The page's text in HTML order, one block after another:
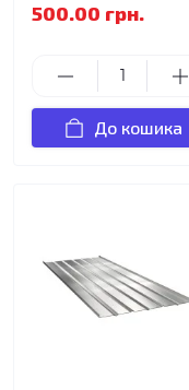
500.00 грн.
До кошика